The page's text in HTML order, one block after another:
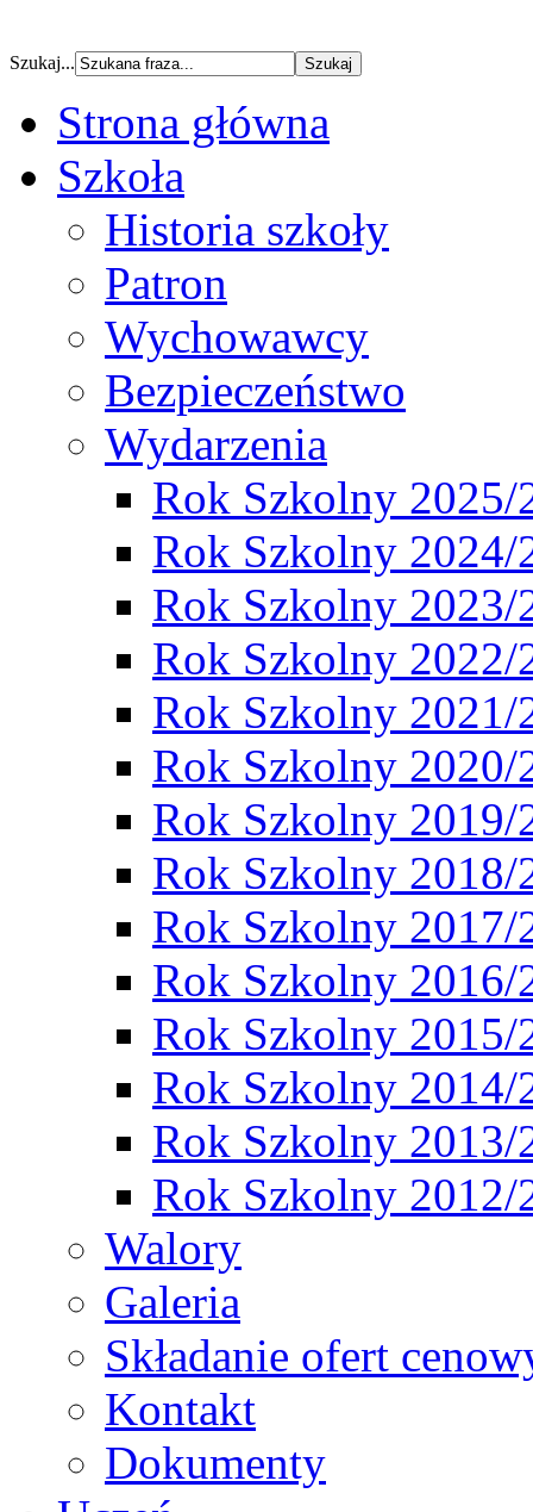
Szukaj...
Strona główna
Szkoła
Historia szkoły
Patron
Wychowawcy
Bezpieczeństwo
Wydarzenia
Rok Szkolny 2025/
Rok Szkolny 2024/
Rok Szkolny 2023/
Rok Szkolny 2022/
Rok Szkolny 2021/
Rok Szkolny 2020/
Rok Szkolny 2019/
Rok Szkolny 2018/
Rok Szkolny 2017/
Rok Szkolny 2016/
Rok Szkolny 2015/
Rok Szkolny 2014/
Rok Szkolny 2013/
Rok Szkolny 2012/
Walory
Galeria
Składanie ofert
Kontakt
Dokumenty